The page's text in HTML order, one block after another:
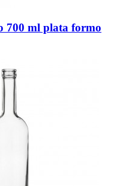
700 ml plata formo